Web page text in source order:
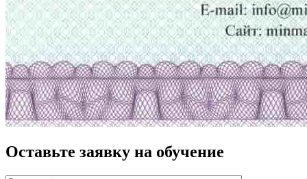
Оставьте заявку на обучение